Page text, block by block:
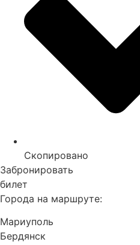
Скопировано
Забронировать
билет
Города на маршруте:
Мариуполь
Бердянск